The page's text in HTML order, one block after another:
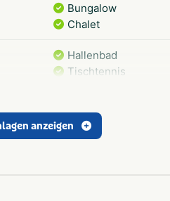
Bungalow
Chalet
Hallenbad
Tischtennis
Bouleplatz
Natürliches
anzeigen